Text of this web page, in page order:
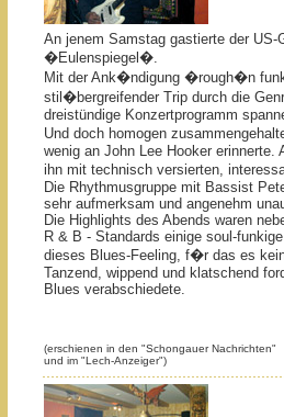
An jenem Samstag gastierte der
�Eulenspiegel�.
Mit der Ank�ndigung �rough�n
stil�bergreifender Trip durch die
dreistündige Konzertprogramm
Und doch homogen
wenig an John Lee Hooker erinnerte.
ihn mit technisch versierten,
Die Rhythmusgruppe mit Bassist
sehr aufmerksam und angenehm
Die Highlights des Abends waren
R & B - Standards einige soul-
dieses Blues-Feeling, f�r das es
Tanzend, wippend und klatschend
Blues verabschiedete.
(erschienen in den "Schongauer Nachrichten"
und im "Lech-Anzeiger")